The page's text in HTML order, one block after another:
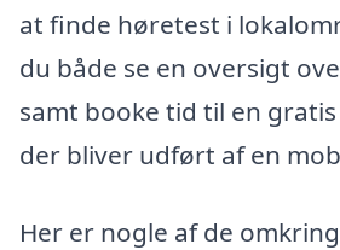
at finde høretest i
du både se en oversigt
samt booke tid til en
der bliver udført af en
Her er nogle af de